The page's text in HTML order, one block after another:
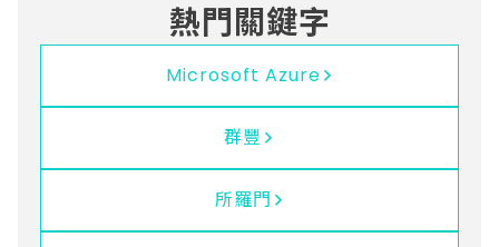
熱門關鍵字
Microsoft Azure
群豐
所羅門